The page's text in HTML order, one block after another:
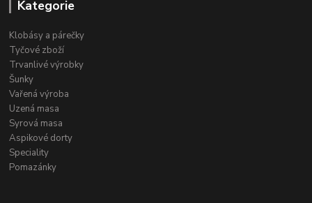
Kategorie
Klobásy a párečky
Tyčové zboží
Trvanlivé výrobky
Šunky
Vařená výroba
Uzená masa
Syrová masa
Aspikové dorty
Speciality
Pomazánky